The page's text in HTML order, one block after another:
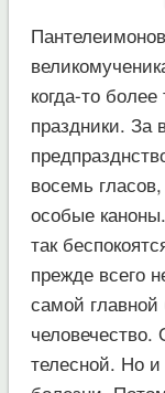
когда-то
праздники. За
восемь
особые
так
прежде всего
самой главной
телесной. Но